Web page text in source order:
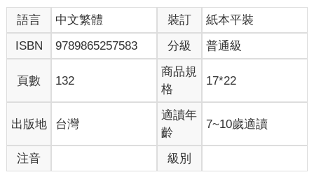
語言 中文繁體 裝訂
紙本平裝
ISBN
9789865257583 分級 普通級
頁數 132
商品規
格
17*22
出版地 台灣
適讀年
齡
7~10歲適讀
注音 級別